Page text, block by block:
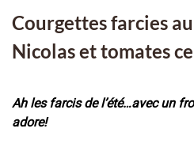
Courgettes farcies
Nicolas et tomates
Ah les farcis de l’été…avec un
adore!